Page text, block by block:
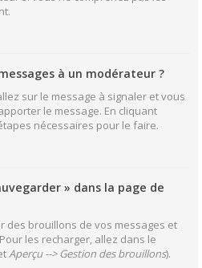
à un modérateur ?
sur le message à signaler et vous
le message. En cliquant
nécessaires pour le faire.
» dans la page de
des brouillons de vos messages et
les recharger, allez dans le
Aperçu --> Gestion des brouillons).